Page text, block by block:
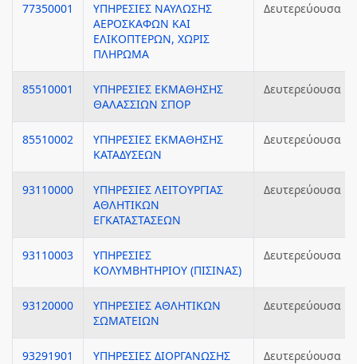
77350001
ΥΠΗΡΕΣΙΕΣ ΝΑΥΛΩΣΗΣ
ΑΕΡΟΣΚΑΦΩΝ ΚΑΙ
ΕΛΙΚΟΠΤΕΡΩΝ, ΧΩΡΙΣ
ΠΛΗΡΩΜΑ
Δευτερεύουσα
85510001
ΥΠΗΡΕΣΙΕΣ ΕΚΜΑΘΗΣΗΣ
ΘΑΛΑΣΣΙΩΝ ΣΠΟΡ
Δευτερεύουσα
85510002
ΥΠΗΡΕΣΙΕΣ ΕΚΜΑΘΗΣΗΣ
ΚΑΤΑΔΥΣΕΩΝ
Δευτερεύουσα
93110000
ΥΠΗΡΕΣΙΕΣ ΛΕΙΤΟΥΡΓΙΑΣ
ΑΘΛΗΤΙΚΩΝ
ΕΓΚΑΤΑΣΤΑΣΕΩΝ
Δευτερεύουσα
93110003
ΥΠΗΡΕΣΙΕΣ
ΚΟΛΥΜΒΗΤΗΡΙΟΥ (ΠΙΣΙΝΑΣ)
Δευτερεύουσα
93120000
ΥΠΗΡΕΣΙΕΣ ΑΘΛΗΤΙΚΩΝ
ΣΩΜΑΤΕΙΩΝ
Δευτερεύουσα
93291901
ΥΠΗΡΕΣΙΕΣ ΔΙΟΡΓΑΝΩΣΗΣ
Δευτερεύουσα